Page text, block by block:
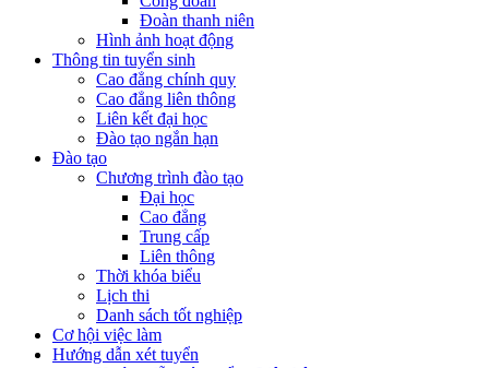
Đoàn thanh niên
Hình ảnh hoạt động
Thông tin tuyển sinh
Cao đẳng chính quy
Cao đẳng liên thông
Liên kết đại học
Đào tạo ngắn hạn
Đào tạo
Chương trình đào tạo
Đại học
Cao đẳng
Trung cấp
Liên thông
Thời khóa biểu
Lịch thi
Danh sách tốt nghiệp
Cơ hội việc làm
Hướng dẫn xét tuyển